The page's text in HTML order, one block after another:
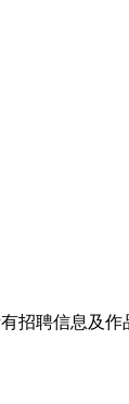
聘信息及作